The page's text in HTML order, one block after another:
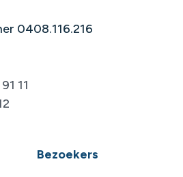
0408.116.216
11
Bezoekers